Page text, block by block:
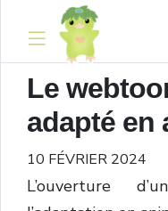
Le
adapté en
10 FÉVRIER 2024
L’ouverture